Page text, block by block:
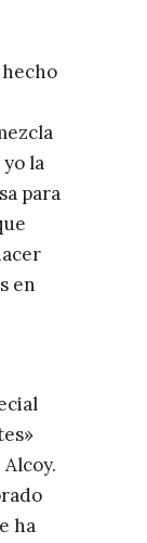
la
para
en
ha